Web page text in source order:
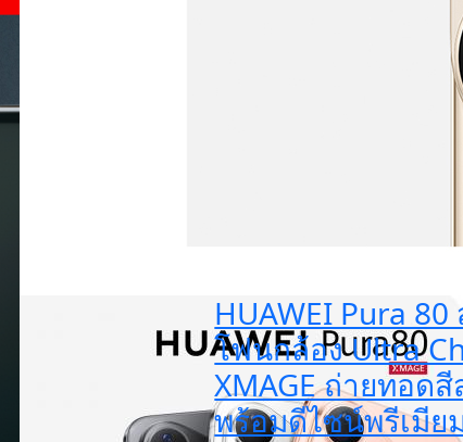
HUAWEI Pura
โฟนกล้อง Ultra
XMAGE ถ่ายทอดสี
พร้อมดีไซน์พรีเมีย